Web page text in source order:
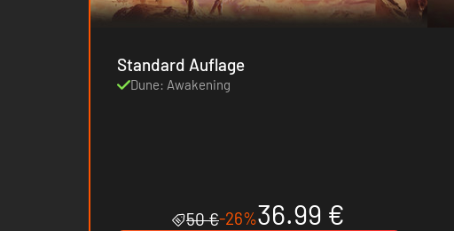
Standard Auflage
Dune: Awakening
50 €-26%36.99 €